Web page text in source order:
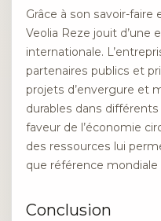
Grâce à son savoir-faire
Veolia Reze jouit d’une
internationale.
partenaires publics et
projets d’envergure et
durables dans
faveur de l’économie
des ressources lui
que référence mondiale
Conclusion